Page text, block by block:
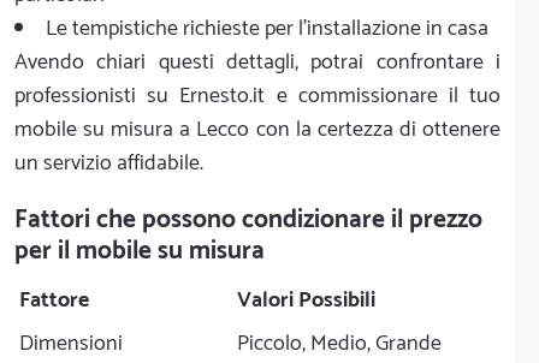
Le tempistiche richieste per l'installazione in casa
Avendo chiari questi dettagli, potrai confrontare i
professionisti su Ernesto.it e commissionare il tuo
mobile su misura a Lecco con la certezza di ottenere
un servizio affidabile.
Fattori che possono condizionare il prezzo
per il mobile su misura
Fattore
Valori Possibili
Dimensioni
Piccolo, Medio, Grande